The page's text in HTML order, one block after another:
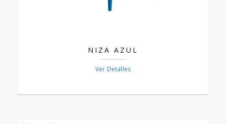
NIZA AZUL
Ver Detalles